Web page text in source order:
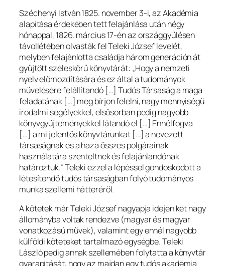
Széchenyi István 1825. november 3-i, az Akadémia
alapítása érdekében tett felajánlása után négy
hónappal, 1826. március 17-én az országgyűlésen
távollétében olvasták fel Teleki József levelét,
melyben felajánlotta családja három generáción át
gyűjtött széleskörű könyvtárát: „Hogy a nemzeti
nyelv előmozdítására és ez által a tudományok
művelésére felállítandó […] Tudós Társaság a maga
feladatának […] meg bírjon felelni, nagy mennyiségű
irodalmi segélyekkel, elsősorban pedig nagyobb
könyvgyűjteményekkel látandó el […] Ennélfogva
[…] a mi jelentős könyvtárunkat […] a nevezett
társaságnak és a haza összes polgárainak
használatára szenteltnek és felajánlandónak
határoztuk.”Teleki ezzel a lépéssel gondoskodott a
létesítendő tudós társaságban folyó tudományos
munka szellemi hátteréről.
A kötetek már Teleki József nagyapja idején két nagy
állományba voltak rendezve (magyar és magyar
vonatkozású művek), valamint egy ennél nagyobb
külföldi köteteket tartalmazó egységbe. Teleki
László pedig annak szellemében folytatta a könyvtár
gyarapítását, hogy az majdan egy tudós akadémia